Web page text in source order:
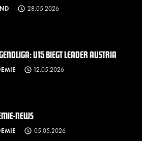
28.05.2026
U15 BIEGT LEADER AUSTRIA
12.05.2026
NEWS
05.05.2026